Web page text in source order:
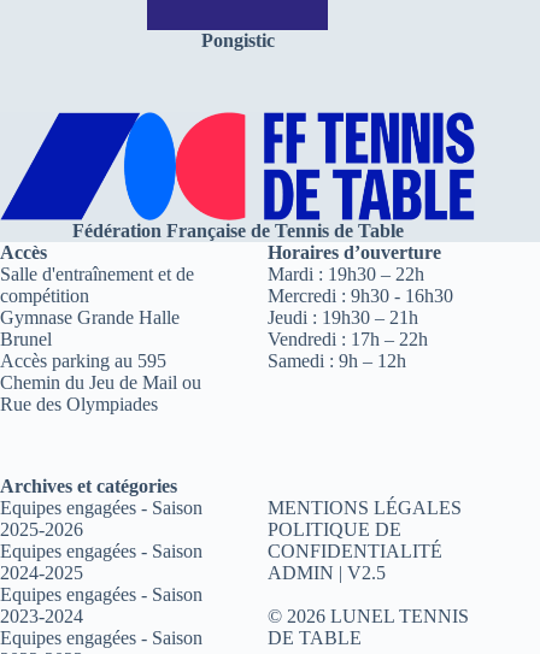
Pongistic
Fédération Française de Tennis de Table
Accès
Salle d'entraînement et de
compétition
Gymnase Grande Halle
Brunel
Accès parking au 595
Chemin du Jeu de Mail ou
Rue des Olympiades
Horaires d’ouverture
Mardi : 19h30 – 22h
Mercredi : 9h30 - 16h30
Jeudi : 19h30 – 21h
Vendredi : 17h – 22h
Samedi : 9h – 12h
Archives et catégories
Equipes engagées - Saison
2025-2026
Equipes engagées - Saison
2024-2025
Equipes engagées - Saison
2023-2024
Equipes engagées - Saison
MENTIONS LÉGALES
POLITIQUE DE
CONFIDENTIALITÉ
ADMIN | V2.5
© 2026 LUNEL TENNIS
DE TABLE